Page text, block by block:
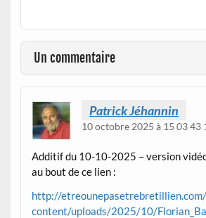
Un commentaire
Patrick Jéhannin
10 octobre 2025 à 15 03 43
Additif du 10-10-2025 – version
au bout de ce lien :
http://
content/uploads/2025/10/